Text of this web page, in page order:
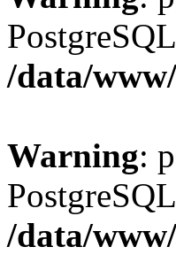
/data/
Warning:
/data/